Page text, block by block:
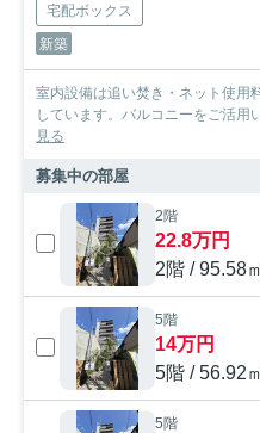
宅配ボックス
新築
室内設備は追い焚き・ネット使用
しています。バルコニーをご活用
見る
募集中の部屋
2階
22.8万円
2階 / 95.58
5階
14万円
5階 / 56.92
5階